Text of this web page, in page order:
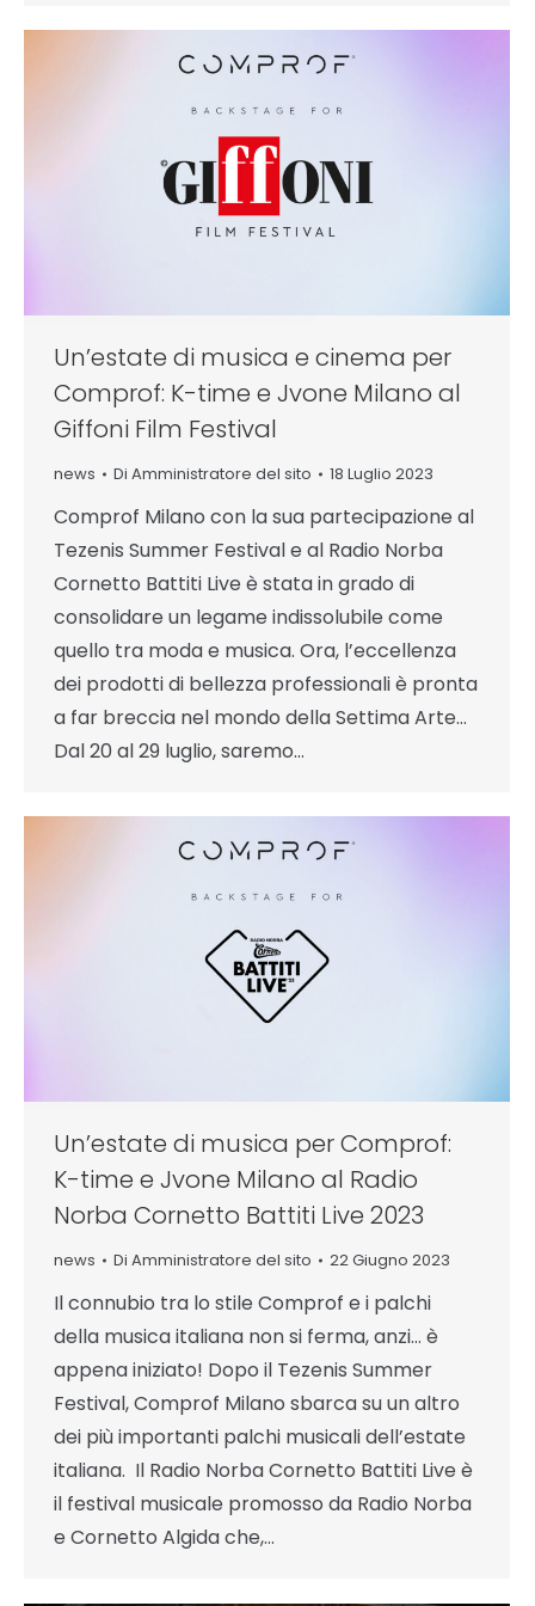
Un’estate di musica e cinema per
Comprof: K-time e Jvone Milano al
Giffoni Film Festival
news Di Amministratore del sito 18 Luglio 2023
Comprof Milano con la sua partecipazione al
Tezenis Summer Festival e al Radio Norba
Cornetto Battiti Live è stata in grado di
consolidare un legame indissolubile come
quello tra moda e musica. Ora, l’eccellenza
dei prodotti di bellezza professionali è pronta
a far breccia nel mondo della Settima Arte…
Dal 20 al 29 luglio, saremo…
Un’estate di musica per Comprof:
K-time e Jvone Milano al Radio
Norba Cornetto Battiti Live 2023
news Di Amministratore del sito 22 Giugno 2023
Il connubio tra lo stile Comprof e i palchi
della musica italiana non si ferma, anzi… è
appena iniziato! Dopo il Tezenis Summer
Festival, Comprof Milano sbarca su un altro
dei più importanti palchi musicali dell’estate
italiana. Il Radio Norba Cornetto Battiti Live è
il festival musicale promosso da Radio Norba
e Cornetto Algida che,…